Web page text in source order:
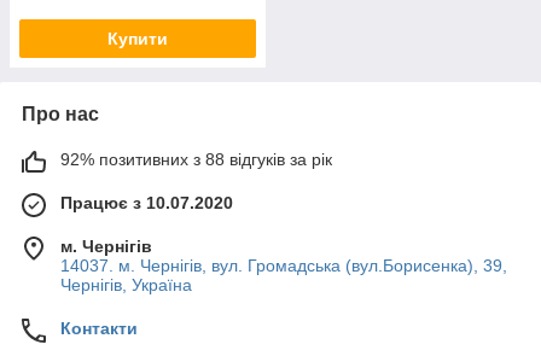
Купити
Про нас
92% позитивних з 88 відгуків за рік
Працює з 10.07.2020
м. Чернігів
14037. м. Чернігів, вул. Громадська (вул.Борисенка), 39,
Чернігів, Україна
Контакти